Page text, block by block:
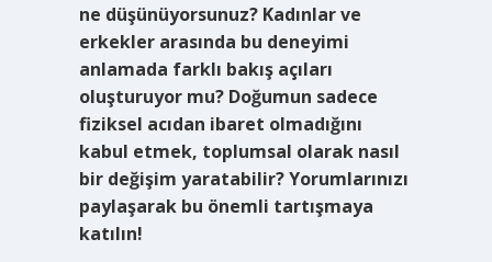
ne düşünüyorsunuz? Kadınlar ve
erkekler arasında bu deneyimi
anlamada farklı bakış açıları
oluşturuyor mu? Doğumun sadece
fiziksel acıdan ibaret olmadığını
kabul etmek, toplumsal olarak nasıl
bir değişim yaratabilir? Yorumlarınızı
paylaşarak bu önemli tartışmaya
katılın!